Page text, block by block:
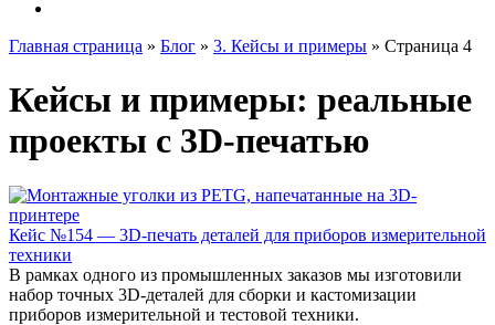
Главная страница » Блог » 3. Кейсы и примеры » Страница 4
Кейсы и примеры: реальные
проекты с 3D-печатью
Кейс №154 — 3D-печать деталей для приборов измерительной
техники
В рамках одного из промышленных заказов мы изготовили
набор точных 3D-деталей для сборки и кастомизации
приборов измерительной и тестовой техники.